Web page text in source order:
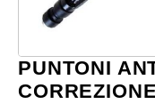
PUNTONI